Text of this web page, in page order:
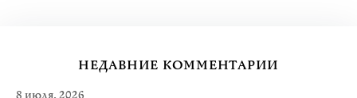
НЕДАВНИЕ КОММЕНТАРИИ